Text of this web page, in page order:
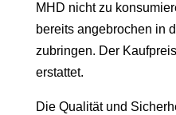
MHD nicht zu
bereits angebrochen in
zubringen. Der
erstattet.
Die Qualität und